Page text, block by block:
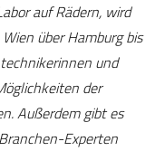
auf Rädern, wird
über Hamburg bis
und
der
Außerdem gibt es
Experten